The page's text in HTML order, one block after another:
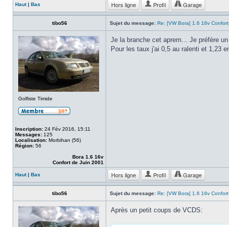
Haut| Bas Hors ligne Profil Garage
tibo56 Sujet du message: Re: [VW Bora] 1.6 16v
Golfiste Timide
Inscription: 24 Fév 2016, 15:11
Messages: 125
Localisation: Morbihan (56)
Région: 56
Bora 1.6 16v
Confort de Juin 2001
Je la branche cet aprem... Je préfère
Pour les taux j'ai 0,5 au ralenti et 1,23
Haut| Bas Hors ligne Profil Garage
tibo56 Sujet du message: Re: [VW Bora] 1.6 16v
Après un petit coups de VCDS: